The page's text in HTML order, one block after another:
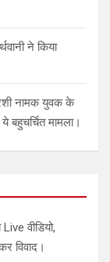
ने किया
नामक युवक के
मामला।
वीडियो,
विवाद।